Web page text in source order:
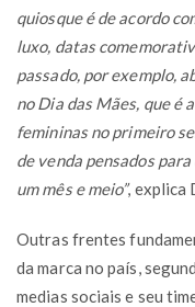
quiosque é de acordo
luxo, datas
passado, por exemplo,
no Dia das Mães, que é
femininas no primeiro
de venda pensados
um mês e meio”, explica
Outras frentes
da marca no país,
medias sociais e seu